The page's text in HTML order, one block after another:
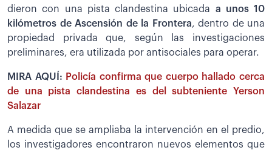
dieron con una pista clandestina ubicada a unos 10
kilómetros de Ascensión de la Frontera, dentro de una
propiedad privada que, según las investigaciones
preliminares, era utilizada por antisociales para operar.
MIRA AQUÍ: Policía confirma que cuerpo hallado cerca
de una pista clandestina es del subteniente Yerson
Salazar
A medida que se ampliaba la intervención en el predio,
los investigadores encontraron nuevos elementos que